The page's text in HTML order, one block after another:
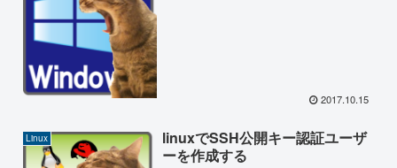
2017.10.15
Linux
linuxでSSH公開キー認証ユーザ
ーを作成する